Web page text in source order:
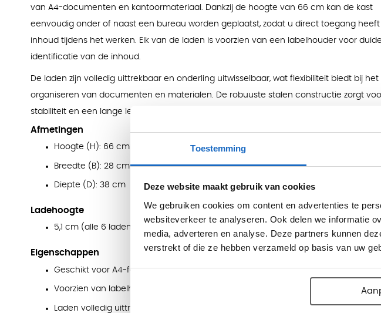
Toestemming
Deze website maakt gebruik van cookies
We gebruiken cookies om content en advertenties te
websiteverkeer te analyseren. Ook delen we informatie
media, adverteren en analyse. Deze partners kunnen
verstrekt of die ze hebben verzameld op basis van uw
van A4-documenten en kantoormateriaal. Dankzij de hoogte van 66 cm kan de kast
eenvoudig onder of naast een bureau worden geplaatst, zodat u direct toegang
inhoud tijdens het werken. Elk van de laden is voorzien van een labelhouder voor
identificatie van de inhoud.
De laden zijn volledig uittrekbaar en onderling uitwisselbaar, wat flexibiliteit biedt bij het
organiseren van documenten en materialen. De robuuste stalen constructie zorgt
stabiliteit en een lange levensduur, zelfs bij dagelijks intensief gebruik.
Afmetingen
Hoogte (H): 66 cm
Breedte (B): 28 cm
Diepte (D): 38 cm
Ladehoogte
5,1 cm (alle 6 laden)
Eigenschappen
Geschikt voor A4-formaat documenten
Voorzien van labelhouders op de laden
Laden volledig uittrekbaar